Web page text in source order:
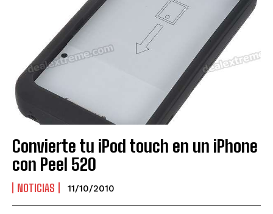
Convierte tu iPod touch en un iPhone
con Peel 520
NOTICIAS 11/10/2010